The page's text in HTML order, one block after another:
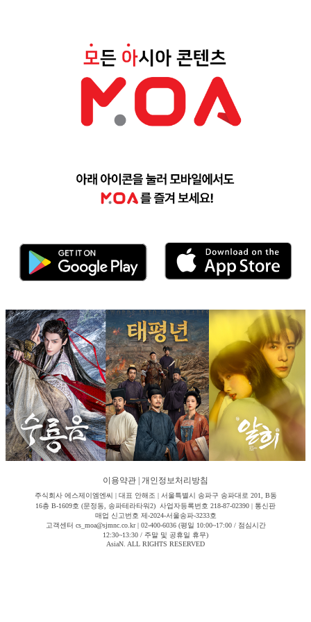
이용약관 개인정보처리방침
주식회사 에스제이엠엔씨 | 대표 안해조 | 서울특별시 송파구 송파대로 201, B동
16층 B-1609호 (문정동, 송파테라타워2) 사업자등록번호 218-87-02390 | 통신판
매업 신고번호 제-2024-서울송파-3233호
고객센터 cs_moa@sjmnc.co.kr | 02-400-6036 (평일 10:00~17:00 / 점심시간
12:30~13:30 / 주말 및 공휴일 휴무)
AsiaN. ALL RIGHTS RESERVED